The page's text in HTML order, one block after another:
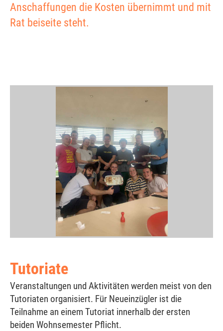
Anschaffungen die Kosten übernimmt und mit
Rat beiseite steht.
Tutoriate
Veranstaltungen und Aktivitäten werden meist von den
Tutoriaten organisiert. Für Neueinzügler ist die
Teilnahme an einem Tutoriat innerhalb der ersten
beiden Wohnsemester Pflicht.